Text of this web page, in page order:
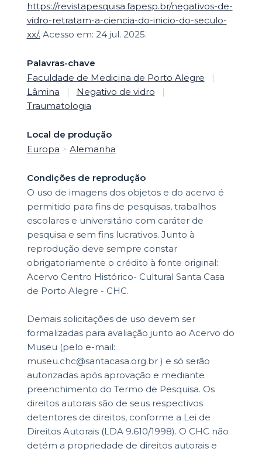
https://revistapesquisa.fapesp.br/negativos-de-
vidro-retratam-a-ciencia-do-inicio-do-seculo-
xx/. Acesso em: 24 jul. 2025.
Palavras-chave
Faculdade de Medicina de Porto Alegre
|
Lâmina
| Negativo de vidro
|
Traumatologia
Local de produção
Europa > Alemanha
Condições de reprodução
O uso de imagens dos objetos e do acervo é
permitido para fins de pesquisas, trabalhos
escolares e universitário com caráter de
pesquisa e sem fins lucrativos. Junto à
reprodução deve sempre constar
obrigatoriamente o crédito à fonte original:
Acervo Centro Histórico- Cultural Santa Casa
de Porto Alegre - CHC.
Demais solicitações de uso devem ser
formalizadas para avaliação junto ao Acervo do
Museu (pelo e-mail:
museu.chc@santacasa.org.br ) e só serão
autorizadas após aprovação e mediante
preenchimento do Termo de Pesquisa. Os
direitos autorais são de seus respectivos
detentores de direitos, conforme a Lei de
Direitos Autorais (LDA 9.610/1998). O CHC não
detém a propriedade de direitos autorais e